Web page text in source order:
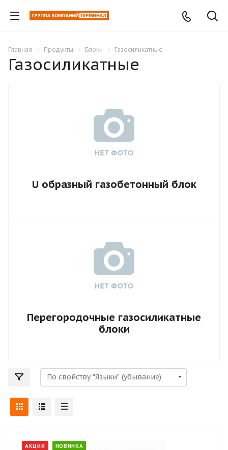
Главная Продукты Блоки Газосиликатные
Газосиликатные
U образный газобетонный блок
Перегородочные газосиликатные
блоки
АКЦИЯ НОВИНКА